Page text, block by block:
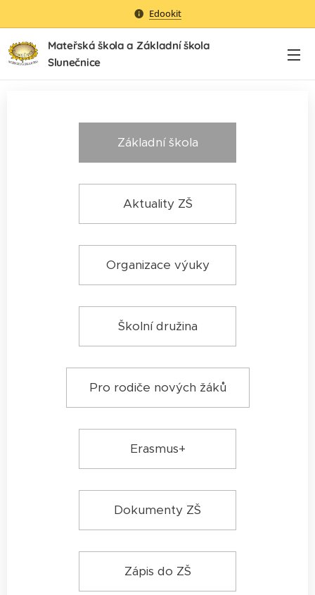
Edookit
Mateřská škola a Základní škola
Slunečnice
Základní škola
Aktuality ZŠ
Organizace výuky
Školní družina
Pro rodiče nových žáků
Erasmus+
Dokumenty ZŠ
Zápis do ZŠ